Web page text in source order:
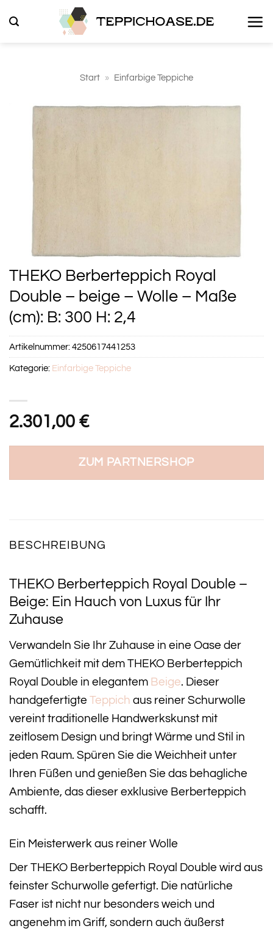
Inhalt
Start » Einfarbige Teppiche
THEKO Berberteppich Royal
Double – beige – Wolle – Maße
(cm): B: 300 H: 2,4
2.301,00 €
ZUM PARTNERSHOP
Artikelnummer:4250617441253
Kategorie: Einfarbige Teppiche
BESCHREIBUNG
THEKO Berberteppich Royal Double –
Beige: Ein Hauch von Luxus für Ihr
Zuhause
Verwandeln Sie Ihr Zuhause in eine Oase der
Gemütlichkeit mit dem THEKO Berberteppich
Royal Double in elegantem Beige. Dieser
handgefertigte Teppich aus reiner Schurwolle
vereint traditionelle Handwerkskunst mit
zeitlosem Design und bringt Wärme und Stil in
jeden Raum. Spüren Sie die Weichheit unter
Ihren Füßen und genießen Sie das behagliche
Ambiente, das dieser exklusive Berberteppich
schafft.
Ein Meisterwerk aus reiner Wolle
Der THEKO Berberteppich Royal Double wird aus
feinster Schurwolle gefertigt. Die natürliche
Faser ist nicht nur besonders weich und
angenehm im Griff, sondern auch äußerst